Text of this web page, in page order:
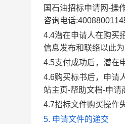
国石油招标申请网-操
咨询电话:4008800114
4.4潜在申请人在购买
信息发布和联络以此
4.5支付成功后，潜在
4.6购买标书后，申请
站主页-帮助文档-申请
4.7招标文件购买操作
5. 申请文件的递交